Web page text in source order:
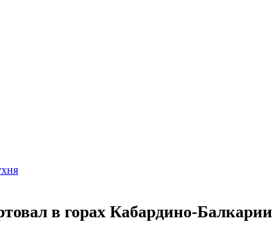
в горах Кабардино-Балкарии